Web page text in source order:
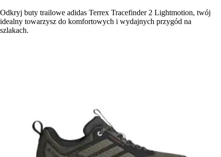
Odkryj buty trailowe adidas Terrex Tracefinder 2 Lightmotion, twój
idealny towarzysz do komfortowych i wydajnych przygód na
szlakach.